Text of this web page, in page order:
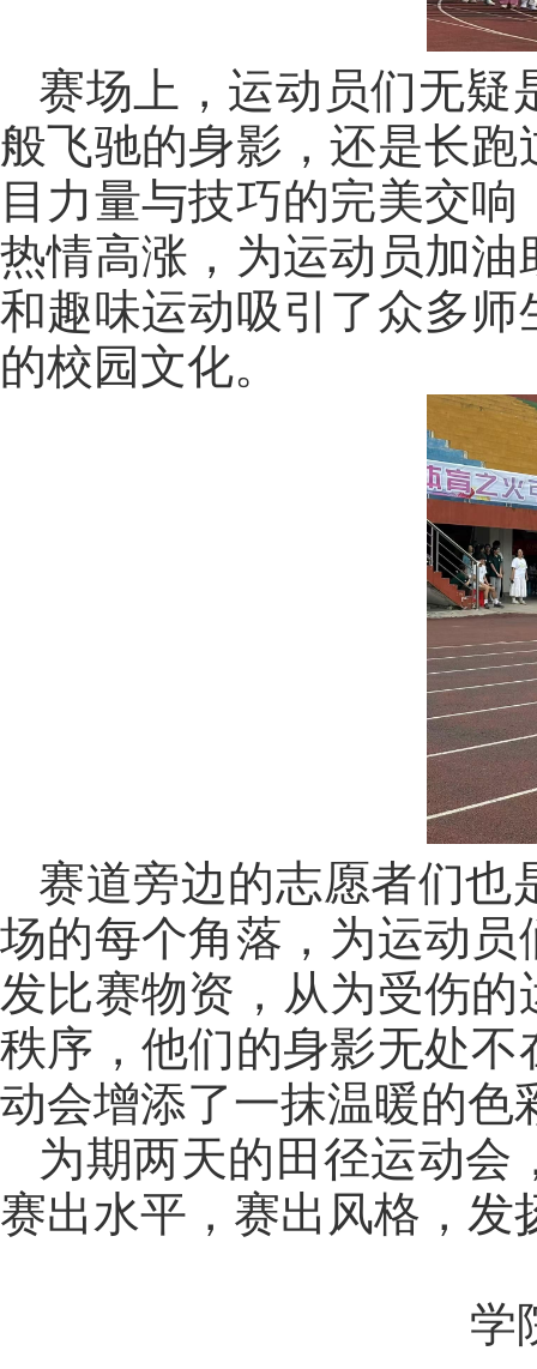
赛场上，运动员们无疑
般飞驰的身影，还是长
目力量与技巧的完美交
热情高涨，为运动员加
和趣味运动吸引了众多
的校园文化。
赛道旁边的志愿者们也
场的每个角落，为运动
发比赛物资，从为受伤
秩序，他们的身影无处
动会增添了一抹温暖的色
为期两天的田径运动会
赛出水平，赛出风格，发
学